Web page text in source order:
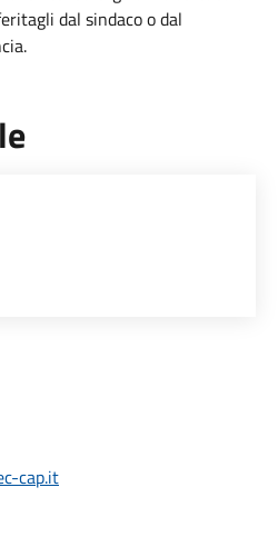
dal sindaco o dal
cap.it